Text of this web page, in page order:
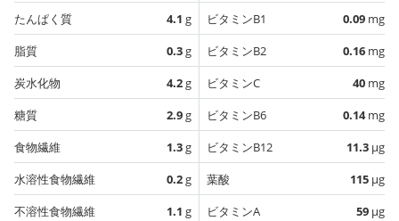
たんぱく質
4.1 g
脂質
0.3g
炭水化物
4.2g
糖質
2.9g
食物繊維
1.3g
水溶性食物繊維
0.2g
不溶性食物繊維
1.1 g
ビタミンB1
0.09 mg
ビタミンB2
0.16 mg
ビタミンC
40 mg
ビタミンB6
0.14mg
ビタミンB12
11.3 µg
葉酸
115 µg
ビタミンA
59 µg